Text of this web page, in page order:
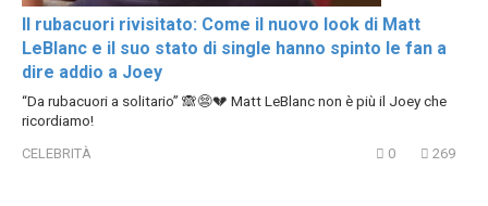
Il rubacuori rivisitato: Come il nuovo look di Matt
LeBlanc e il suo stato di single hanno spinto le fan a
dire addio a Joey
“Da rubacuori a solitario” 🙈😨💔 Matt LeBlanc non è più il Joey che
ricordiamo!
CELEBRITÀ 0 269